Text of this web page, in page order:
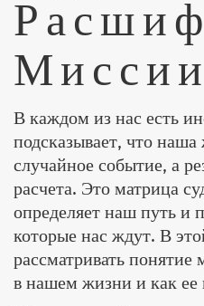
В каждом из нас есть
подсказывает, что
случайное событие, а
расчета. Это матрица
определяет наш путь и
которые нас ждут. В
рассматривать понятие
в нашем жизни и как